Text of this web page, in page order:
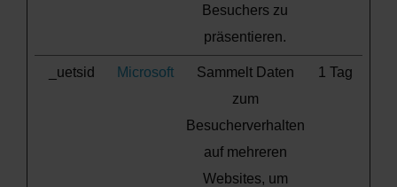
Besuchers zu
präsentieren.
_uetsid Microsoft
Sammelt Daten
zum
Besucherverhalten
auf mehreren
Websites, um
1 Tag